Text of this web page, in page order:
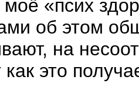
моё «псих
об этом
на
это